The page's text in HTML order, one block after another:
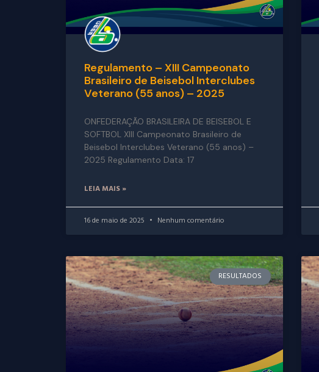
Regulamento – XIII Campeonato
Brasileiro de Beisebol Interclubes
Veterano (55 anos) – 2025
ONFEDERAÇÃO BRASILEIRA DE BEISEBOL E
SOFTBOL XIII Campeonato Brasileiro de
Beisebol Interclubes Veterano (55 anos) –
2025 Regulamento Data: 17
LEIA MAIS »
16 de maio de 2025 Nenhum comentário
RESULTADOS